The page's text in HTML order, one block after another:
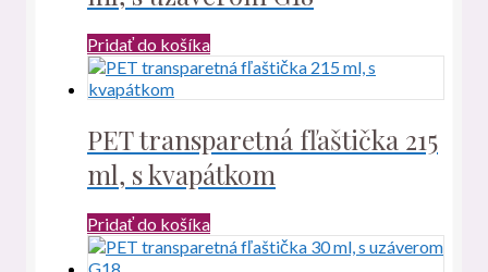
Pridať do košíka
PET transparetná fľaštička 215
ml, s kvapátkom
Pridať do košíka